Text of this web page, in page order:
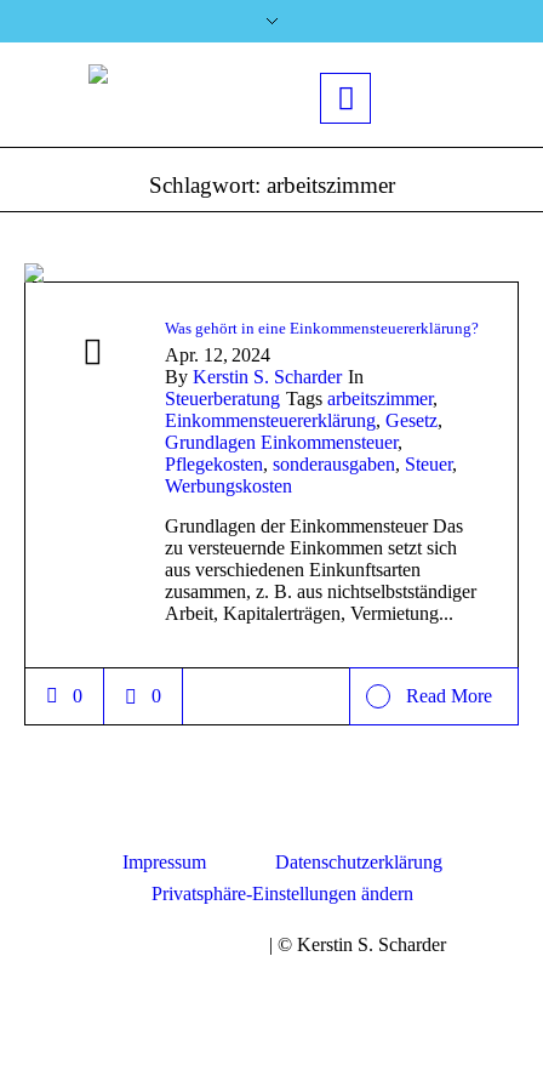
Schlagwort: arbeitszimmer
Was gehört in eine Einkommensteuererklärung?
Apr. 12, 2024
By Kerstin S. Scharder In
Steuerberatung Tags arbeitszimmer,
Einkommensteuererklärung, Gesetz,
Grundlagen Einkommensteuer,
Pflegekosten, sonderausgaben, Steuer,
Werbungskosten
Grundlagen der Einkommensteuer Das
zu versteuernde Einkommen setzt sich
aus verschiedenen Einkunftsarten
zusammen, z. B. aus nichtselbstständiger
Arbeit, Kapitalerträgen, Vermietung...
0 0 Read More
Impressum
Datenschutzerklärung
Privatsphäre-Einstellungen ändern
| © Kerstin S. Scharder